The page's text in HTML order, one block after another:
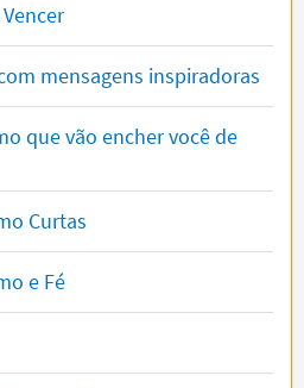
mensagens inspiradoras
que vão encher você de
Curtas
e Fé